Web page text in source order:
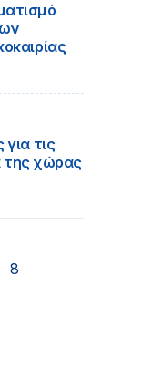
τις
της χώρας
8